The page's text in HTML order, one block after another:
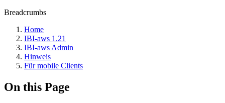
Breadcrumbs
Home
IBI-aws 1.21
IBI-aws Admin
Hinweis
Für mobile Clients
On this Page